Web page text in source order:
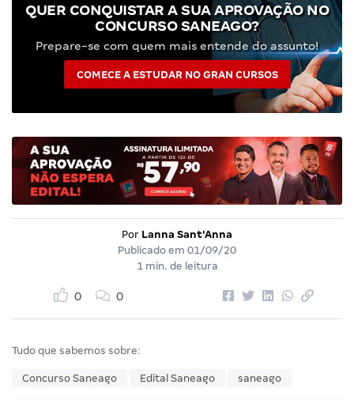
QUER CONQUISTAR A SUA APROVAÇÃO NO
CONCURSO SANEAGO?
Prepare-se com quem mais entende do assunto!
COMECE A ESTUDAR NO GRAN CURSOS
Por Lanna Sant'Anna
Publicado em 01/09/20
1 min. de leitura
0 0
Tudo que sabemos sobre:
Concurso Saneago Edital Saneago saneago